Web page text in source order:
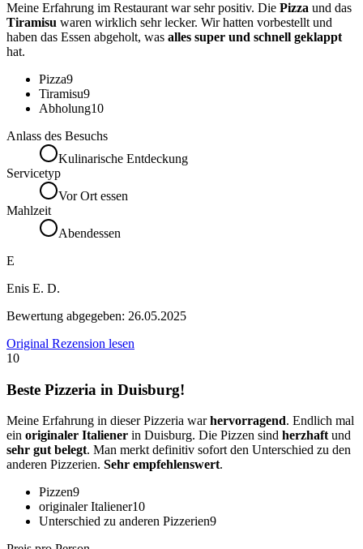
Meine Erfahrung im Restaurant war sehr positiv. Die Pizza und das
Tiramisu waren wirklich sehr lecker. Wir hatten vorbestellt und
haben das Essen abgeholt, was alles super und schnell geklappt
hat.
Pizza9
Tiramisu9
Abholung10
Anlass des Besuchs
Kulinarische Entdeckung
Servicetyp
Vor Ort essen
Mahlzeit
Abendessen
E
Enis E. D.
Bewertung abgegeben: 26.05.2025
Original Rezension lesen
10
Beste Pizzeria in Duisburg!
Meine Erfahrung in dieser Pizzeria warhervorragend. Endlich mal
ein originaler Italiener in Duisburg. Die Pizzen sind herzhaftund
sehr gut belegt. Man merkt definitiv sofort den Unterschied zu den
anderen Pizzerien. Sehr empfehlenswert.
Pizzen9
originaler Italiener10
Unterschied zu anderen Pizzerien9